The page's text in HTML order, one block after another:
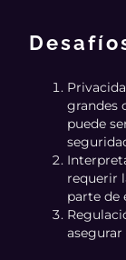
grandes
puede
requerir
parte de